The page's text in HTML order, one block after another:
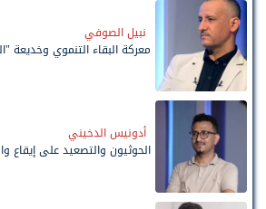
نبيل الصوفي
معركة البقاء التنموي وخديعة
أدونيس الدخيني
الحوثيون والتصعيد على